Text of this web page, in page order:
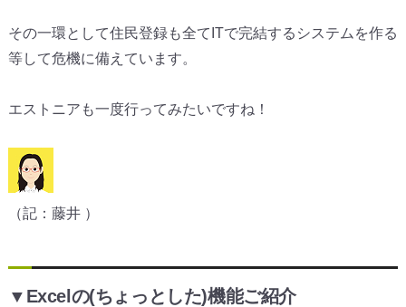
その一環として住民登録も全てITで完結するシステムを作る
等して危機に備えています。
エストニアも一度行ってみたいですね！
（記：藤井 ）
▼Excelの(ちょっとした)機能ご紹介